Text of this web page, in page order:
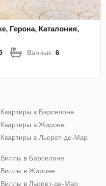
Герона, Каталония,
Ванных:6
Квартиры в Барселоне
Квартиры в Жироне
Квартиры в Льорет-де-Мар
Виллы в Барселоне
Виллы в Жироне
Виллы в Льорет-де-Мар